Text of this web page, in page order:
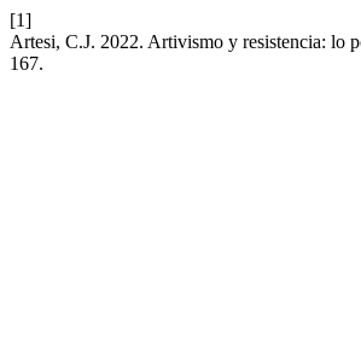
[1]
Artesi, C.J. 2022. Artivismo y resistencia: lo
167.